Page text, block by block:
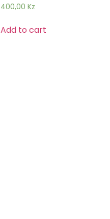
400,00 Kz
Add to cart